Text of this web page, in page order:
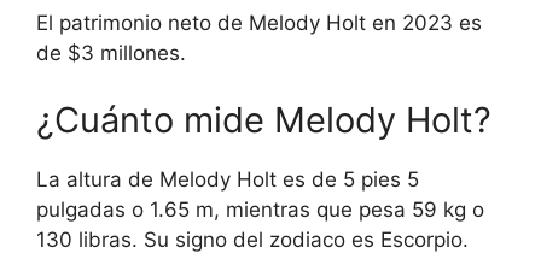
El patrimonio neto de Melody Holt en 2023 es
de $3 millones.
¿Cuánto mide Melody Holt?
La altura de Melody Holt es de 5 pies 5
pulgadas o 1.65 m, mientras que pesa 59 kg o
130 libras. Su signo del zodiaco es Escorpio.